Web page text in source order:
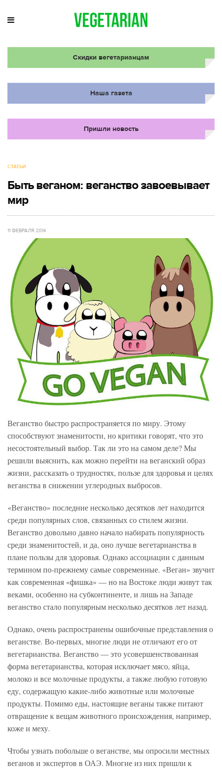
Скидки вегетарианцам
Наша газета
Пришли новость
СТАТЬИ
Быть веганом: веганство завоевывает
мир
11 ФЕВРАЛЯ 2014
Веганство быстро распространяется по миру. Этому
способствуют знаменитости, но критики говорят, что это
несостоятельный выбор. Так ли это на самом деле? Мы
решили выяснить, как можно перейти на веганский образ
жизни, рассказать о трудностях, пользе для здоровья и целях
веганства в снижении углеродных выбросов.
«Веганство» последние несколько десятков лет находится
среди популярных слов, связанных со стилем жизни.
Веганство довольно давно начало набирать популярность
среди знаменитостей, и да, оно лучше вегетарианства в
плане пользы для здоровья. Однако ассоциации с данным
термином по-прежнему самые современные. «Веган» звучит
как современная «фишка» — но на Востоке люди живут так
веками, особенно на субконтиненте, и лишь на Западе
веганство стало популярным несколько десятков лет назад.
Однако, очень распространены ошибочные представления о
веганстве. Во-первых, многие люди не отличают его от
вегетарианства. Веганство — это усовершенствованная
форма вегетарианства, которая исключает мясо, яйца,
молоко и все молочные продукты, а также любую готовую
еду, содержащую какие-либо животные или молочные
продукты. Помимо еды, настоящие веганы также питают
отвращение к вещам животного происхождения, например,
коже и меху.
Чтобы узнать побольше о веганстве, мы опросили местных
веганов и экспертов в ОАЭ. Многие из них пришли к